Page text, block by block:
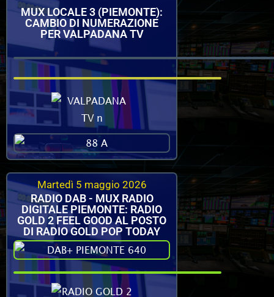
MUX LOCALE 3 (PIEMONTE):
CAMBIO DI NUMERAZIONE
PER VALPADANA TV
Martedì 5 maggio 2026
RADIO DAB - MUX RADIO
DIGITALE PIEMONTE: RADIO
GOLD 2 FEEL GOOD AL POSTO
DI RADIO GOLD POP TODAY